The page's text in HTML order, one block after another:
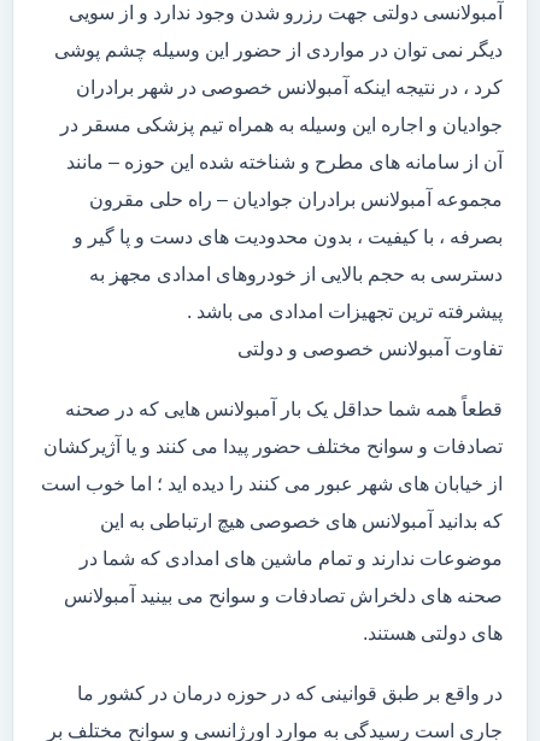
آمبولانسی دولتی جهت رزرو شدن وجود ندارد و از سویی
دیگر نمی توان در مواردی از حضور این وسیله چشم پوشی
کرد ، در نتیجه اینکه آمبولانس خصوصی در شهر برادران
جوادیان و اجاره این وسیله به همراه تیم پزشکی مسقر در
آن از سامانه های مطرح و شناخته شده این حوزه – مانند
مجموعه آمبولانس برادران جوادیان – راه حلی مقرون
بصرفه ، با کیفیت ، بدون محدودیت های دست و پا گیر و
دسترسی به حجم بالایی از خودروهای امدادی مجهز به
پیشرفته ترین تجهیزات امدادی می باشد .
تفاوت آمبولانس خصوصی و دولتی
قطعاً همه شما حداقل یک بار آمبولانس هایی که در صحنه
تصادفات و سوانح مختلف حضور پیدا می کنند و یا آژیرکشان
از خیابان های شهر عبور می کنند را دیده اید ؛ اما خوب است
که بدانید آمبولانس های خصوصی هیچ ارتباطی به این
موضوعات ندارند و تمام ماشین های امدادی که شما در
صحنه های دلخراش تصادفات و سوانح می بینید آمبولانس
های دولتی هستند.
در واقع بر طبق قوانینی که در حوزه درمان در کشور ما
جاری است رسیدگی به موارد اورژانسی و سوانح مختلف بر